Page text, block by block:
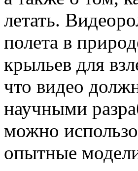
летать.
полета в
крыльев для
что видео
научными
можно
опытные